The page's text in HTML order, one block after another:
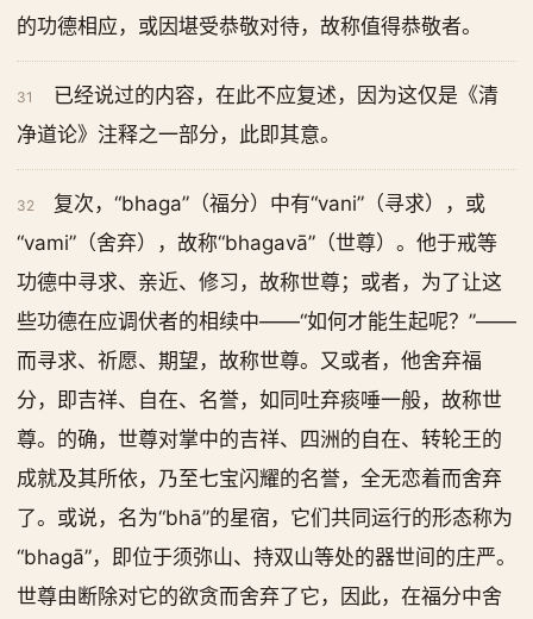
的功德相应，或因堪受恭敬对待，故称值得恭敬者。
31
已经说过的内容，在此不应复述，因为这仅是《清
净道论》注释之一部分，此即其意。
32
复次，“bhaga”（福分）中有“vani”（寻求），或
“vami”（舍弃），故称“bhagavā”（世尊）。他于戒等
功德中寻求、亲近、修习，故称世尊；或者，为了让这
些功德在应调伏者的相续中——“如何才能生起呢？”——
而寻求、祈愿、期望，故称世尊。又或者，他舍弃福
分，即吉祥、自在、名誉，如同吐弃痰唾一般，故称世
尊。的确，世尊对掌中的吉祥、四洲的自在、转轮王的
成就及其所依，乃至七宝闪耀的名誉，全无恋着而舍弃
了。或说，名为“bhā”的星宿，它们共同运行的形态称为
“bhagā”，即位于须弥山、持双山等处的器世间的庄严。
世尊由断除对它的欲贪而舍弃了它，因此，在福分中舍